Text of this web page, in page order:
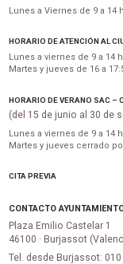
Lunes a Viernes de 9 a 14 h
HORARIO DE ATENCIÓN AL
Lunes a viernes de 9 a 14 h
Martes y jueves de 16 a
HORARIO DE VERANO SAC –
(del 15 de junio al 30 de
Lunes a viernes de 9 a 14 h
Martes y jueves cerrado
CITA PREVIA
CONTACTO
Plaza Emilio Castelar 1
46100 · Burjassot
Tel. desde Burjassot: 010